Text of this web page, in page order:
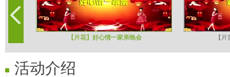
【片花】好心情一家亲晚会 【
活动介绍